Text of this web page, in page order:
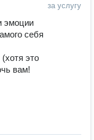
за услугу
эмоции
себя
это
вам!